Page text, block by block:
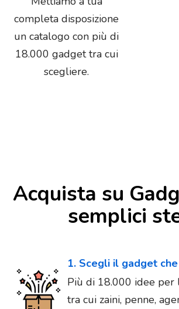
completa disposizione
un catalogo con più di
18.000 gadget tra cui
scegliere.
Acquista su
semplici
1. Scegli il gadget
Più di 18.000 idee per
tra cui zaini, penne,